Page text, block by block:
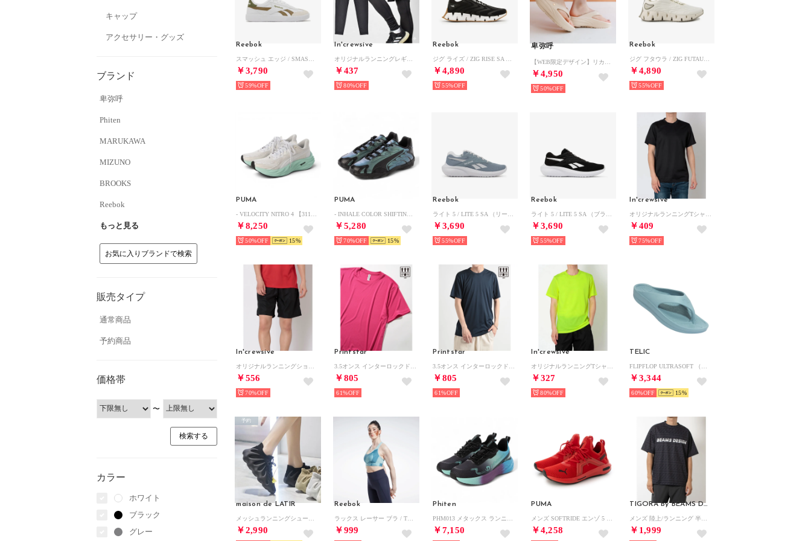
キャップ
アクセサリー・グッズ
ブランド
卑弥呼
Phiten
MARUKAWA
MIZUNO
BROOKS
Reebok
もっと見る
お気に入りブランドで検索
販売タイプ
通常商品
予約商品
価格帯
〜
カラー
ホワイト
ブラック
グレー
Reebok
￥3,790
59%
In'crewsive
￥437
80%
Reebok
￥4,890
55%
卑弥呼
￥4,950
50%
Reebok
￥4,890
55%
PUMA
￥8,250
50% 15
PUMA
￥5,280
70% 15
Reebok
￥3,690
55%
Reebok
￥3,690
55%
In'crewsive
￥409
75%
In'crewsive
￥556
70%
Printstar
￥805
61%
Printstar
￥805
61%
In'crewsive
￥327
80%
TELIC
￥3,344
60% 15
maison de LATIR
￥2,990
予約
Reebok
￥999
Phiten
￥7,150
PUMA
￥4,258
TIGORA by BEAMS DESIGN
￥1,999